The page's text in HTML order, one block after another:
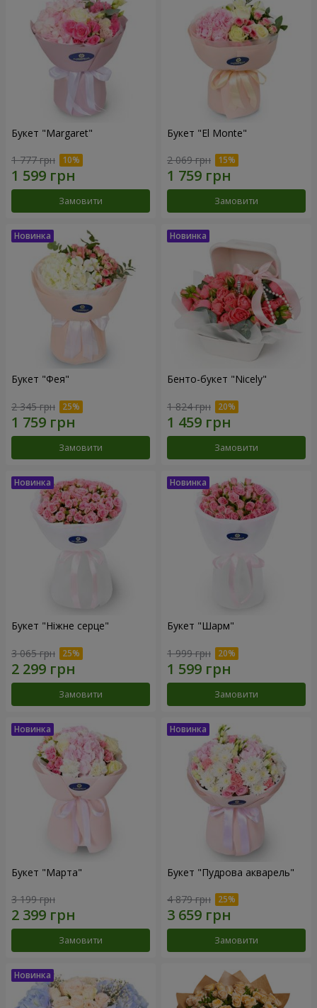
Букет "Margaret"
1 777 грн
Замовити
Букет "El Monte"
2 069 грн
Замовити
Букет "Фея"
2 345 грн
Замовити
Бенто-букет "Nicely"
1 824 грн
Замовити
Букет "Ніжне серце"
3 065 грн
Замовити
Букет "Шарм"
1 999 грн
Замовити
Букет "Марта"
3 199 грн
Замовити
Букет "Пудрова акварель"
4 879 грн
Замовити